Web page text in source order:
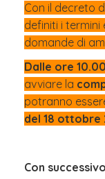
Con il decreto
definiti i termini
domande di
Dalle ore
avviare la
potranno
del 18 ottobre
Con